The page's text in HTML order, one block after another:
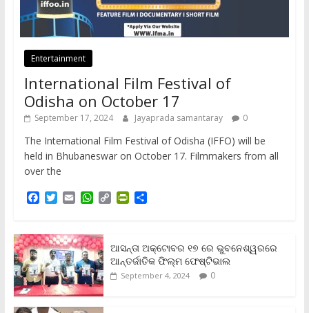
Entertainment
International Film Festival of
Odisha on October 17
September 17, 2024 Jayaprada samantaray 0
The International Film Festival of Odisha (IFFO) will be
held in Bhubaneswar on October 17. Filmmakers from all
over the
F
e
b
o
o
k
T
t
t
e
r
E
i
l
W
t
s
A
p
p
C
L
i
n
k
P
t
F
r
i
S
e
ଆସନ୍ତା ଅକ୍ଟୋବର ୧୭ ରେ ଭୁବନେଶ୍ୱରରେ
ଆନ୍ତର୍ଜାତିକ ଫିଲ୍ମ ଫେଷ୍ଟିଭାଲ
September 4, 2024 0